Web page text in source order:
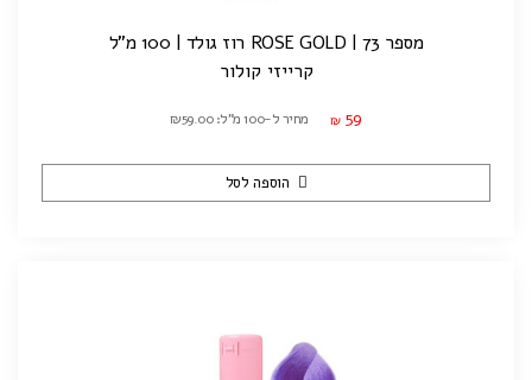
מספר 73 | ROSE GOLD רוז גולד | 100 מ"ל
קרייזי קולור
₪ 59 מחיר ל-100 מ"ל: ₪59.00
הוספה לסל